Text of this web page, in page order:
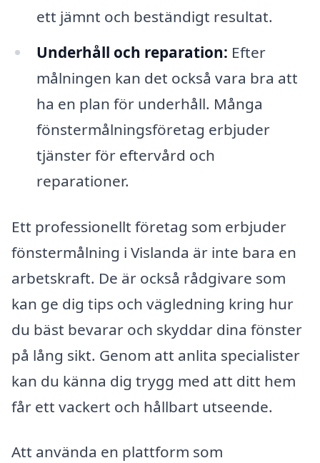
ett jämnt och beständigt resultat.
Underhåll och reparation: Efter
målningen kan det också vara bra att
ha en plan för underhåll. Många
fönstermålningsföretag erbjuder
tjänster för eftervård och
reparationer.
Ett professionellt företag som erbjuder
fönstermålning i Vislanda är inte bara en
arbetskraft. De är också rådgivare som
kan ge dig tips och vägledning kring hur
du bäst bevarar och skyddar dina fönster
på lång sikt. Genom att anlita specialister
kan du känna dig trygg med att ditt hem
får ett vackert och hållbart utseende.
Att använda en plattform som